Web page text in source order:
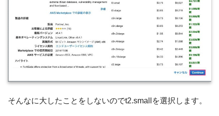
そんなに大したことをしないのでt2.smallを選択します。